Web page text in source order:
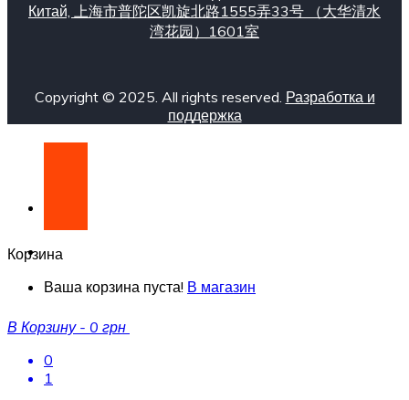
Китай, 上海市普陀区凯旋北路1555弄33号 （大华清水
湾花园）1601室
Copyright © 2025. All rights reserved. Разработка и
поддержка
Корзина
Ваша корзина пуста! В магазин
В Корзину - 0 грн
0
1